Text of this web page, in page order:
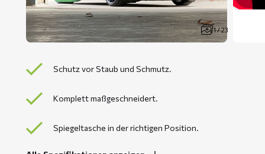
1 / 23
Schutz vor Staub und Schmutz.
Komplett maßgeschneidert.
Spiegeltasche in der richtigen Position.